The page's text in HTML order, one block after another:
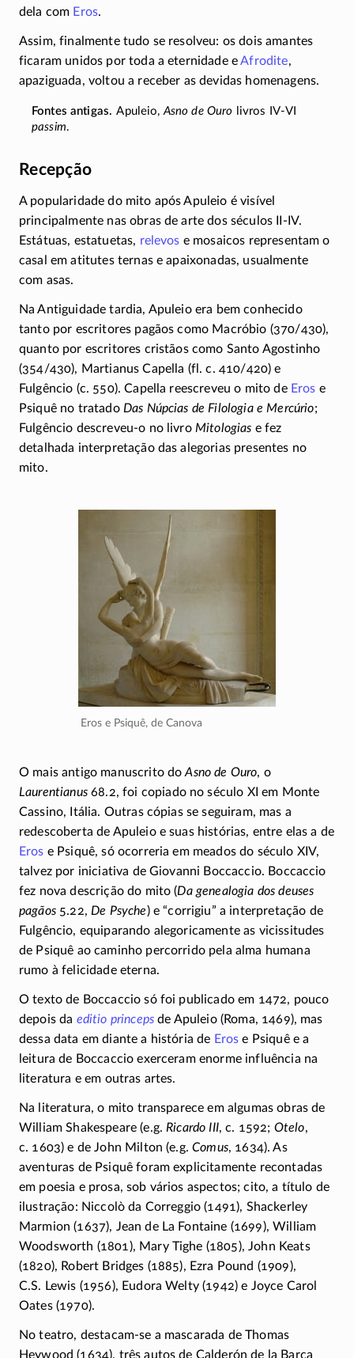
dela com Eros.
Assim, finalmente tudo se resolveu: os dois amantes
ficaram unidos por toda a eternidade eAfrodite,
apaziguada, voltou a receber as devidas homenagens.
Apuleio,Asno de Ouro livros
IV-VI
passim.
Recepção
A popularidade do mito após Apuleio é visível
principalmente nas obras de arte dos séculos
II-IV.
Estátuas, estatuetas, relevos e mosaicos representam o
casal em atitutes ternas e apaixonadas, usualmente
com asas.
Na Antiguidade tardia, Apuleio era bem conhecido
tanto por escritores pagãos como Macróbio (370/430),
quanto por escritores cristãos como Santo Agostinho
(354/430), MartianusCapella (fl. c. 410/420) e
Fulgêncio (c. 550). Capella reescreveu o mito de Eros e
Psiquê no tratado Das Núpcias de Filologia e Mercúrio;
Fulgêncio descreveu-o no livro Mitologias e fez
detalhada interpretação das alegorias presentes no
mito.
Eros e Psiquê, de Canova
O mais antigo manuscrito doAsno de Ouro, o
Laurentianus 68.2, foi copiado no século XI em Monte
Cassino, Itália. Outras cópias se seguiram, mas a
redescoberta de Apuleio e suas histórias, entre elas a de
Eros e Psiquê, só ocorreria em meados do século XIV,
talvez por iniciativa de Giovanni Boccaccio. Boccaccio
fez nova descrição do mito (Da genealogia dos deuses
pagãos5.22, De Psyche) e “corrigiu” a interpretação de
Fulgêncio, equiparando alegoricamente as vicissitudes
de Psiquê ao caminho percorrido pela alma humana
rumo à felicidade eterna.
O texto de Boccaccio só foi publicado em 1472, pouco
depois da editio princeps de Apuleio (Roma, 1469), mas
dessa data em diante a história de Eros e Psiquê e a
leitura de Boccaccio exerceram enorme influência na
literatura e em outras artes.
Na literatura, o mito transparece em algumas obras de
William Shakespeare (e.g. Ricardo III,c. 1592; Otelo,
c. 1603) e de John Milton (e.g.Comus, 1634). As
aventuras de Psiquê foram explicitamente recontadas
em poesia e prosa, sob vários aspectos; cito, a título de
ilustração: Niccolò da Correggio (1491), Shackerley
Marmion (1637), Jean de La Fontaine (1699), William
Woodsworth (1801), Mary Tighe (1805), John Keats
(1820), Robert Bridges (1885), Ezra Pound (1909),
C.S. Lewis (1956), Eudora Welty (1942) e Joyce Carol
Oates (1970).
No teatro, destacam-se a mascarada de Thomas
Heywood (1634), três autos de Calderón de la Barca